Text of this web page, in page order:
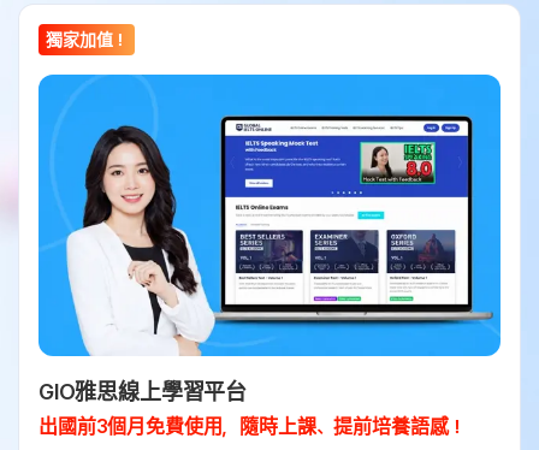
獨家加值！
GIO雅思線上學習平台
出國前3個月免費使用，隨時上課、提前培養語感！